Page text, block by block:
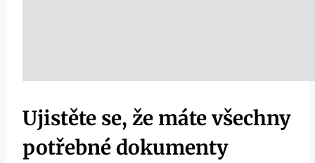
Ujistěte se, že máte všechny‌
potřebné dokumenty